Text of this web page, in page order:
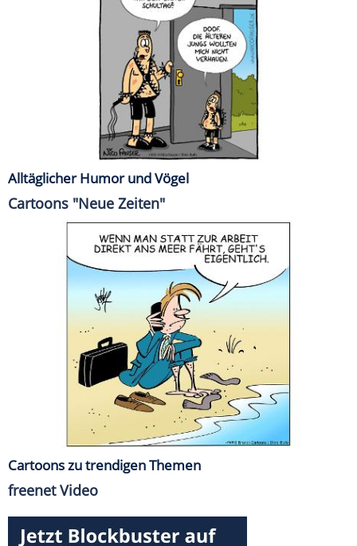
Alltäglicher Humor und Vögel
Cartoons "Neue Zeiten"
Cartoons zu trendigen Themen
freenet Video